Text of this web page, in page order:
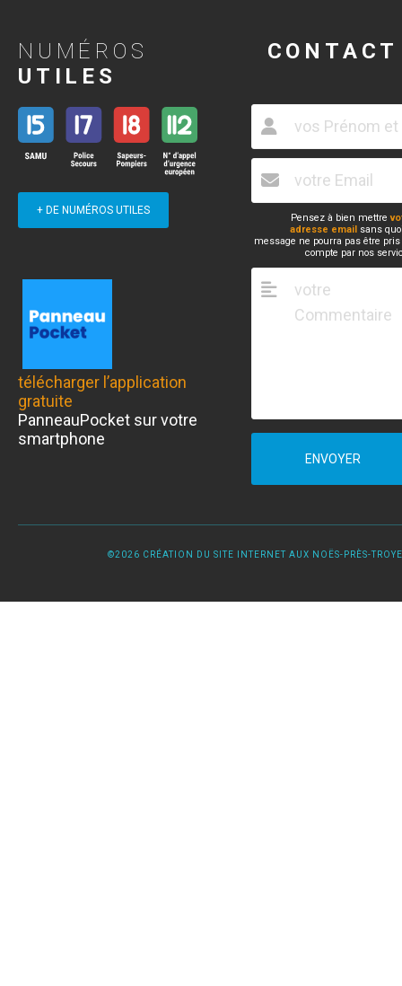
NUMÉROS
UTILES
+ DE NUMÉROS UTILES
télécharger l’application
gratuite
PanneauPocket sur votre
smartphone
CONTACT
Pensez à bien mettre
adresse email sans
message ne pourra pas être
compte par nos
ENVOYER
©2026 CRÉATION DU SITE INTERNET AUX NOËS-PRÈS-